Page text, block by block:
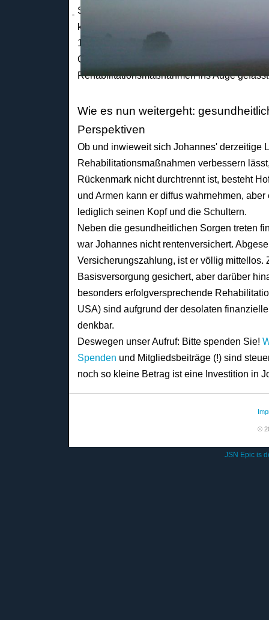
Seit seinem Unfall wird Johannes
kämpfte er mit dem Tod, überstand
12 Wochen nach der Einlieferung in das
Gesundheitszustand zu stabilisieren, so
Rehabilitationsmaßnahmen ins Auge
Wie es nun weitergeht:
Perspektiven
Ob und inwieweit sich Johannes' derzeitige
Rehabilitationsmaßnahmen verbessern
Rückenmark nicht durchtrennt ist, besteht
und Armen kann er diffus wahrnehmen,
lediglich seinen Kopf und die Schultern.
Neben die gesundheitlichen Sorgen treten
war Johannes nicht rentenversichert.
Versicherungszahlung, ist er völlig mittellos.
Basisversorgung gesichert, aber darüber
besonders erfolgversprechende
USA) sind aufgrund der desolaten
denkbar.
Deswegen unser Aufruf: Bitte spenden Sie!
Spenden und Mitgliedsbeiträge (!) sind
noch so kleine Betrag ist eine Investition in
©
JSN Epic is